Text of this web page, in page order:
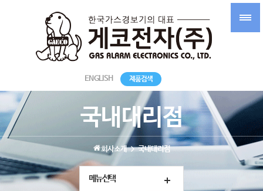
ENGLISH 제품검색
국내대리점
회사소개 국내대리점
메뉴선택